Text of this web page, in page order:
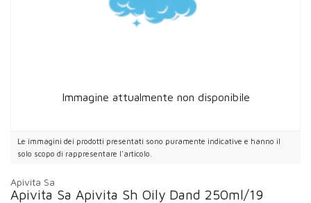
Immagine attualmente non disponibile
Le immagini dei prodotti presentati sono puramente indicative e hanno il
solo scopo di rappresentare l'articolo.
Apivita Sa
Apivita Sa Apivita Sh Oily Dand 250ml/19